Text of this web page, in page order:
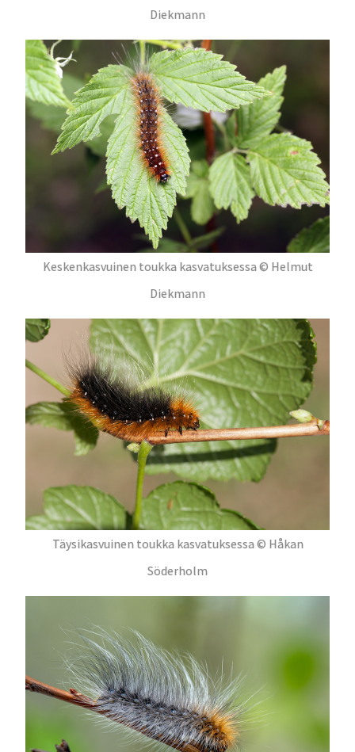
Diekmann
Keskenkasvuinen toukka kasvatuksessa © Helmut
Diekmann
Täysikasvuinen toukka kasvatuksessa © Håkan
Söderholm